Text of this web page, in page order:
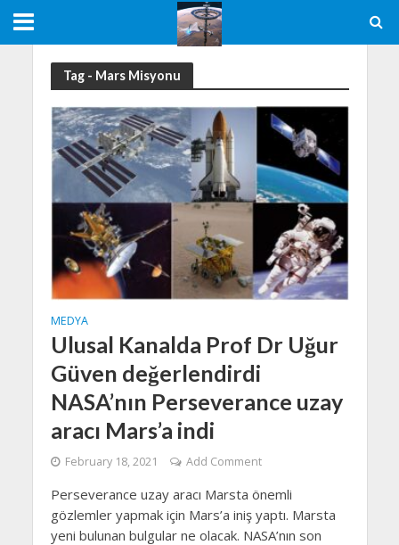
Tag - Mars Misyonu
MEDYA
Ulusal Kanalda Prof Dr Uğur
Güven değerlendirdi
NASA’nın Perseverance uzay
aracı Mars’a indi
February 18, 2021 Add Comment
Perseverance uzay aracı Marsta önemli
gözlemler yapmak için Mars’a iniş yaptı. Marsta
yeni bulunan bulgular ne olacak. NASA’nın son